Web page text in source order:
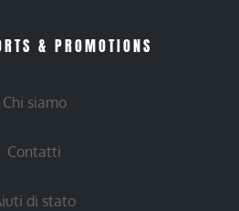
& PROMOTIONS
Chi siamo
Contatti
di stato